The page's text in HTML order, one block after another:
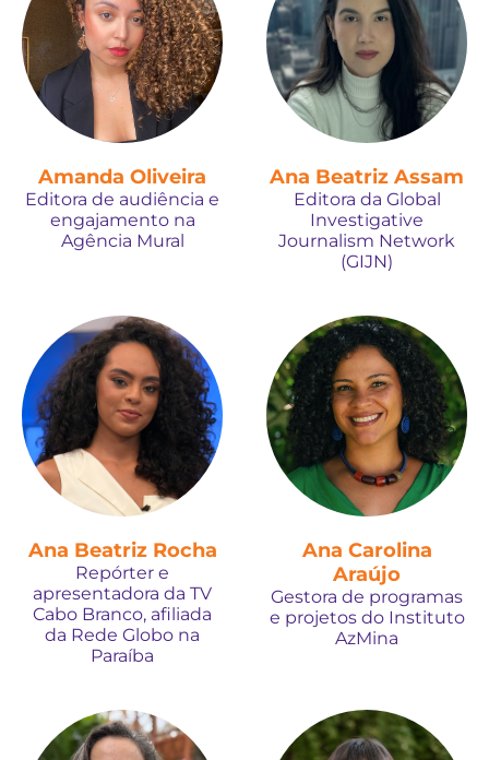
Amanda Oliveira
Editora de audiência e
engajamento na
Agência Mural
Ana Beatriz Assam
Editora da Global
Investigative
Journalism Network
(GIJN)
Ana Beatriz Rocha
Repórter e
apresentadora da TV
Cabo Branco, afiliada
da Rede Globo na
Paraíba
Ana Carolina
Araújo
Gestora de programas
e projetos do Instituto
AzMina